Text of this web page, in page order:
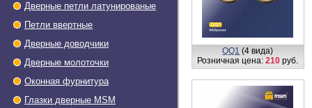
Дверные петли латунированые
Петли ввертные
Дверные доводчики
Дверные молоточки
Оконная фурнитура
Глазки дверные МSМ
QQ1 (4 вида)
Розничная цена:210 руб.